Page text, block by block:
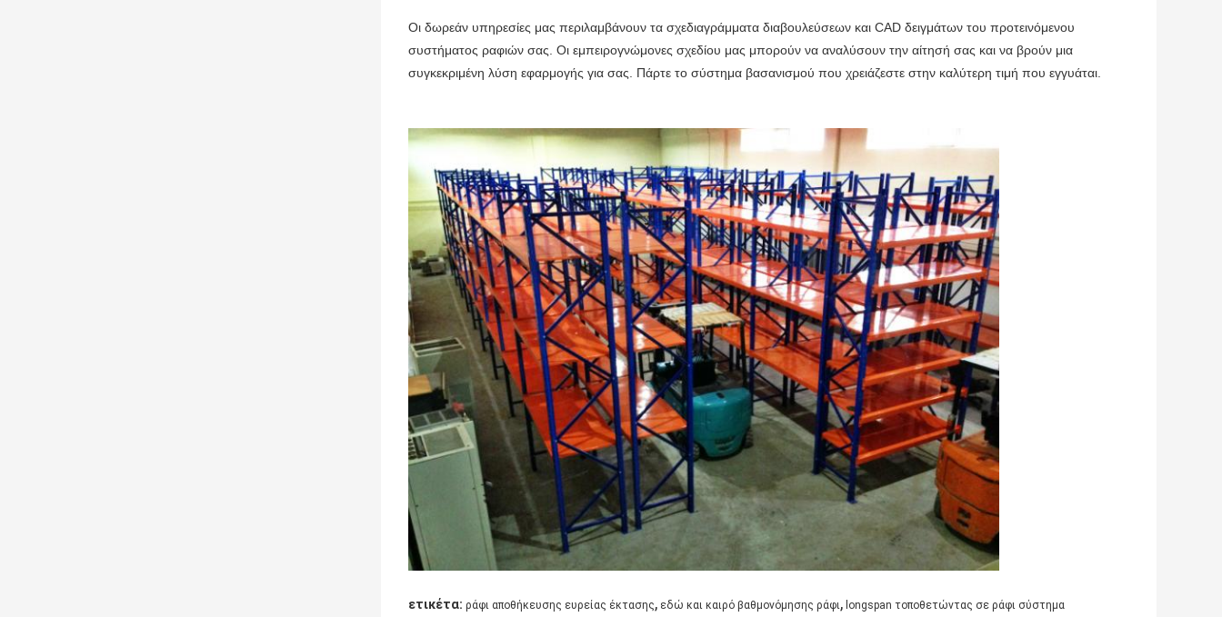
Οι δωρεάν υπηρεσίες μας περιλαμβάνουν τα σχεδιαγράμματα διαβουλεύσεων και CAD δειγμάτων του προτεινόμενου
συστήματος ραφιών σας. Οι εμπειρογνώμονες σχεδίου μας μπορούν να αναλύσουν την αίτησή σας και να βρούν μια
συγκεκριμένη λύση εφαρμογής για σας. Πάρτε το σύστημα βασανισμού που χρειάζεστε στην καλύτερη τιμή που εγγυάται.
ετικέτα: ράφι αποθήκευσης ευρείας έκτασης, εδώ και καιρό βαθμονόμησης ράφι, longspan τοποθετώντας σε ράφι σύστημα